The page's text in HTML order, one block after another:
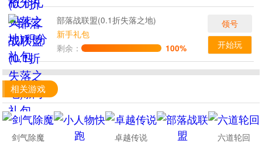
部落战联盟(0.1折失落之地)
新手礼包
剩余：
100%
领号
开始玩
相关游戏
剑气除魔 卓越传说 六道轮回